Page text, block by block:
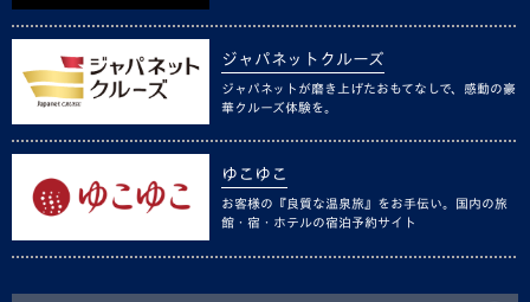
ジャパネットクルーズ
ジャパネットが磨き上げたおもてなしで、感動の豪
華クルーズ体験を。
ゆこゆこ
お客様の『良質な温泉旅』をお手伝い。国内の旅
館・宿・ホテルの宿泊予約サイト